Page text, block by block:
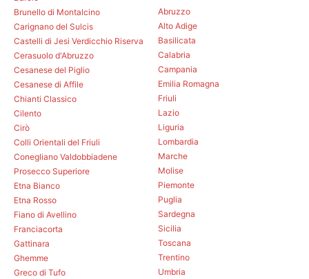
Brunello di Montalcino
Carignano del Sulcis
Castelli di Jesi Verdicchio Riserva
Cerasuolo d'Abruzzo
Cesanese del Piglio
Cesanese di Affile
Chianti Classico
Cilento
Cirò
Colli Orientali del Friuli
Conegliano Valdobbiadene
Prosecco Superiore
Etna Bianco
Etna Rosso
Fiano di Avellino
Franciacorta
Gattinara
Ghemme
Greco di Tufo
Abruzzo
Alto Adige
Basilicata
Calabria
Campania
Emilia Romagna
Friuli
Lazio
Liguria
Lombardia
Marche
Molise
Piemonte
Puglia
Sardegna
Sicilia
Toscana
Trentino
Umbria